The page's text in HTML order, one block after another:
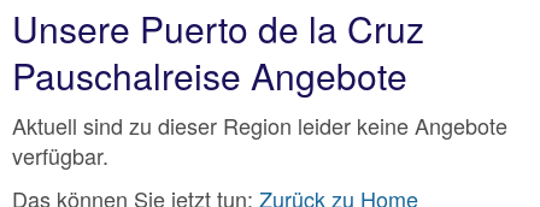
Unsere Puerto de la Cruz
Pauschalreise Angebote
Aktuell sind zu dieser Region leider keine Angebote
verfügbar.
Das können Sie jetzt tun: Zurück zu Home